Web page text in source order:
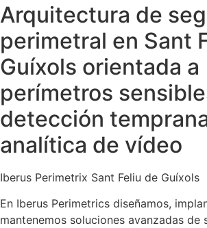
Arquitectura de
perimetral en Sant
Guíxols orientada a
perímetros
detección
analítica de vídeo
Iberus Perimetrix Sant Feliu de Guíxols
En Iberus Perimetrics diseñamos,
mantenemos soluciones avanzadas de